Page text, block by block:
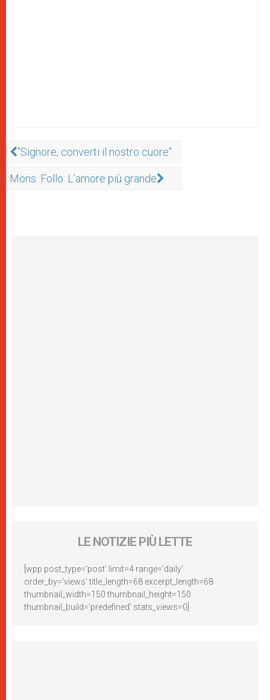
"Signore, converti il nostro cuore"
Mons. Follo: L’amore più grande
LE NOTIZIE PIÙ LETTE
[wpp post_type='post' limit=4 range='daily'
order_by='views' title_length=68 excerpt_length=68
thumbnail_width=150 thumbnail_height=150
thumbnail_build='predefined' stats_views=0]